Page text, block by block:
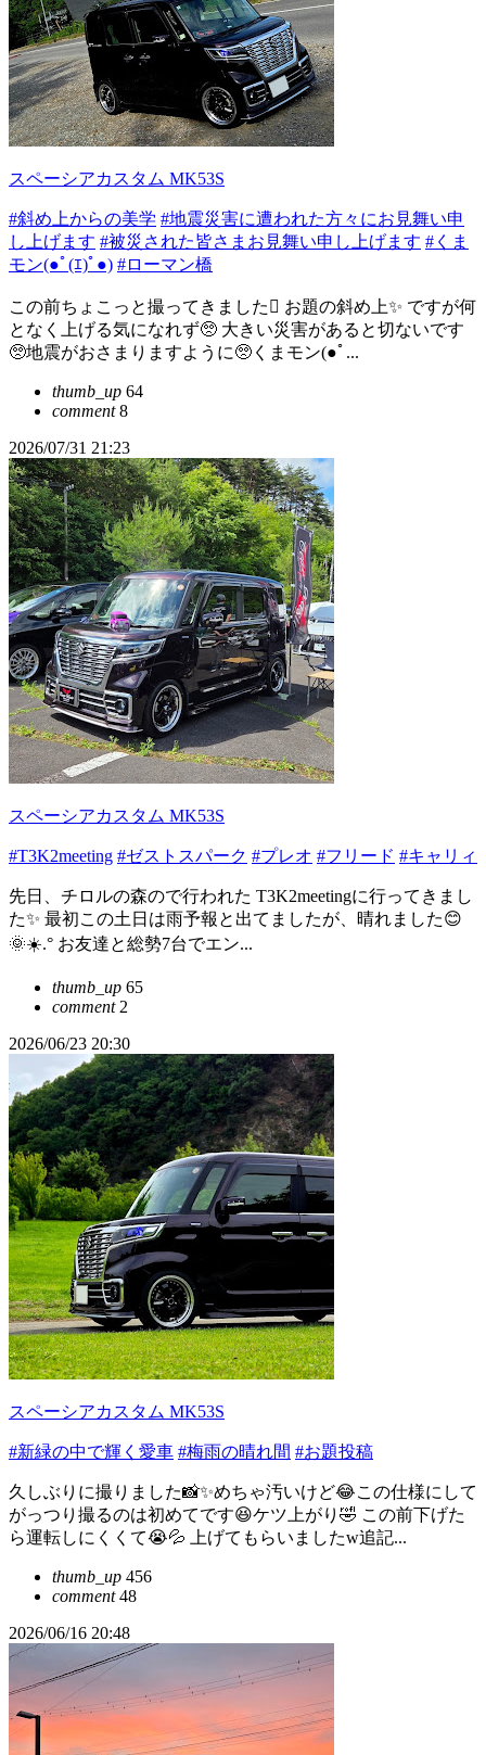
スペーシアカスタム MK53S
#斜め上からの美学 #地震災害に遭われた方々にお見舞い申
し上げます #被災された皆さまお見舞い申し上げます #くま
モン(●ﾟ(ｴ)ﾟ●) #ローマン橋
この前ちょこっと撮ってきました🫪 お題の斜め上✨ ですが何
となく上げる気になれず🥺 大きい災害があると切ないです
🥺地震がおさまりますように🥺くまモン(●ﾟ...
thumb_up 64
comment8
2026/07/31 21:23
スペーシアカスタム MK53S
#T3K2meeting #ゼストスパーク #プレオ #フリード #キャリィ
先日、チロルの森ので行われた T3K2meetingに行ってきまし
た✨ 最初この土日は雨予報と出てましたが、晴れました😊
🌞☀️.° お友達と総勢7台でエン...
thumb_up 65
comment2
2026/06/23 20:30
スペーシアカスタム MK53S
#新緑の中で輝く愛車 #梅雨の晴れ間 #お題投稿
久しぶりに撮りました📸✨めちゃ汚いけど😂この仕様にして
がっつり撮るのは初めてです😆ケツ上がり🤣 この前下げた
ら運転しにくくて😭💦 上げてもらいましたw追記...
thumb_up 456
comment48
2026/06/16 20:48